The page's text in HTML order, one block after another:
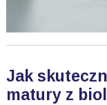
Jak
matury z